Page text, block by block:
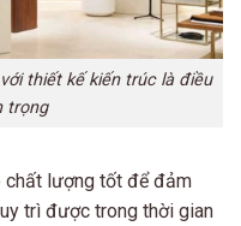
thiết kế kiến trúc là điều
trọng
chất lượng tốt để đảm
trì được trong thời gian